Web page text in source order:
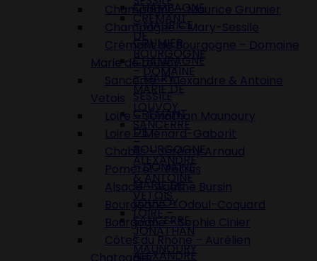
CRÉMANT
DE
BOURGOGNE
– DOMAINE
MARIE DE
LOUVOY
SANCERRE
–
ALEXANDRE
& ANTOINE
VETOIS
LOIRE –
JONATHAN
MAUNOURY
CHAMPAGNE
– MAURICE
GRUMIER
CHAMPAGNE
– MARY-
SESSILE
CRÉMANT
DE
BOURGOGNE
– DOMAINE
MARIE DE
LOUVOY
SANCERRE
–
ALEXANDRE
Champagne – Maurice Grumier
Champagne – Mary-Sessile
Crémant de Bourgogne – Domaine
Marie de Louvoy
Sancerre – Alexandre & Antoine
Vetois
Loire – Jonathan Maunoury
Loire – Ménard-Gaborit
Chablis – Jérémy Arnaud
Pomerol – Petrus
Alsace – Agathe Bursin
Bourgogne – Odoul-Coquard
Bourgogne – Sophie Cinier
Côtes du Rhône – Aurélien